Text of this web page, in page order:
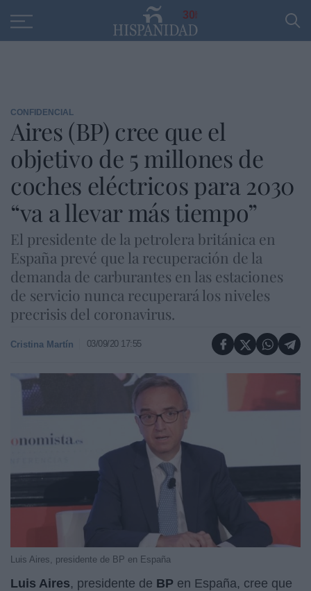
30
CONFIDENCIAL
Aires (BP) cree que el
objetivo de 5 millones de
coches eléctricos para 2030
“va a llevar más tiempo”
El presidente de la petrolera británica en
España prevé que la recuperación de la
demanda de carburantes en las estaciones
de servicio nunca recuperará los niveles
precrisis del coronavirus.
Cristina Martín 03/09/20 17:55
Luis Aires, presidente de BP en España
Luis Aires, presidente de BP en España, cree que